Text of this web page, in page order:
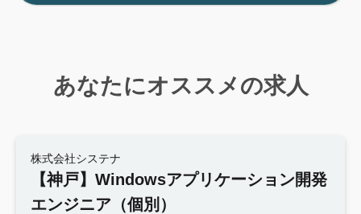
あなたにオススメの求人
株式会社システナ
【神戸】Windowsアプリケーション開発
エンジニア（個別）